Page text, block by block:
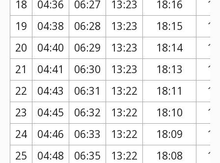
18
04:36 06:27 13:23 18:16
19
04:38 06:28 13:23 18:15
20
04:40 06:29 13:23 18:14
21
04:41 06:30 13:23 18:13
22
04:43 06:31 13:22 18:11
23
04:45 06:32 13:22 18:10
24
04:46 06:33 13:22 18:09
25
04:48 06:35 13:22 18:08